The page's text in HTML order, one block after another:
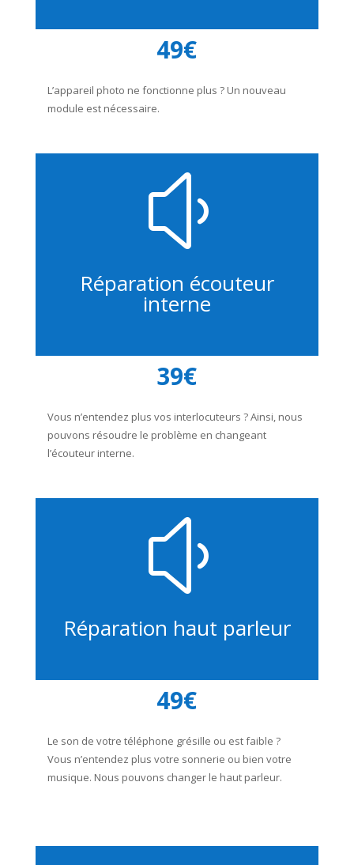
49€
L’appareil photo ne fonctionne plus ? Un nouveau
module est nécessaire.
y
Réparation écouteur
interne
39€
Vous n’entendez plus vos interlocuteurs ? Ainsi, nous
pouvons résoudre le problème en changeant
l’écouteur interne.
y
Réparation haut parleur
49€
Le son de votre téléphone grésille ou est faible ?
Vous n’entendez plus votre sonnerie ou bien votre
musique. Nous pouvons changer le haut parleur.